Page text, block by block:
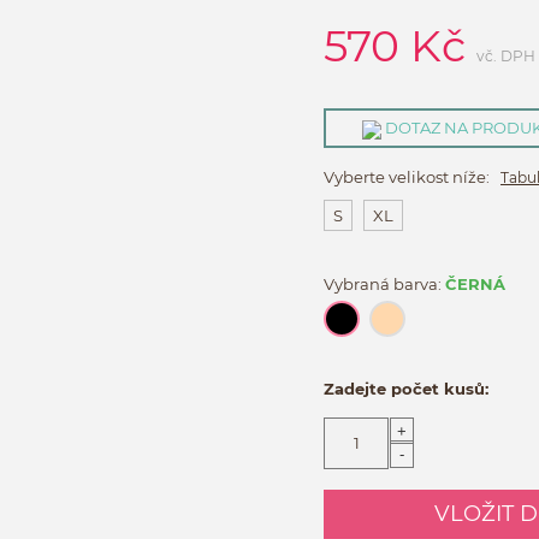
570 Kč vč. DPH
DOTAZ NA
Vyberte velikost níže:
S XL
Vybraná barva: ČERNÁ
Zadejte počet kusů:
+
-
VLOŽIT